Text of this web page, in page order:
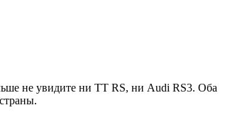
не увидите ни TT RS, ни Audi RS3. Оба